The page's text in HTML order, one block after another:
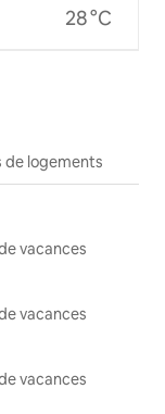
28 °C
logements
vacances
vacances
vacances